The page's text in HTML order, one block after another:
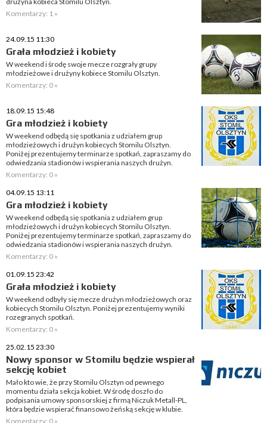
Komentarzy: 1 »
24.09.15 11:30
Grała młodzież i kobiety
W weekend i środę swoje mecze rozgrały grupy
młodzieżowe i drużyny kobiece Stomilu Olsztyn.
Komentarzy: 0 »
18.09.15 15:48
Gra młodzież i kobiety
W weekend odbędą się spotkania z udziałem grup
młodzieżowych i drużyn kobiecych Stomilu Olsztyn.
Poniżej prezentujemy terminarze spotkań, zapraszamy do
odwiedzania stadionów i wspierania naszych drużyn.
Komentarzy: 0 »
04.09.15 13:11
Gra młodzież i kobiety
W weekend odbędą się spotkania z udziałem grup
młodzieżowych i drużyn kobiecych Stomilu Olsztyn.
Poniżej prezentujemy terminarze spotkań, zapraszamy do
odwiedzania stadionów i wspierania naszych drużyn.
Komentarzy: 0 »
01.09.15 23:42
Grała młodzież i kobiety
W weekend odbyły się mecze drużyn młodzieżowych oraz
kobiecych Stomilu Olsztyn. Poniżej prezentujemy wyniki
rozegranych spotkań.
Komentarzy: 0 »
25.02.15 23:30
Nowy sponsor w Stomilu będzie wspierał
sekcję kobiet
Mało kto wie, że przy Stomilu Olsztyn od pewnego
momentu działa sekcja kobiet. W środę doszło do
podpisania umowy sponsorskiej z firmą Niczuk Metall-PL,
która będzie wspierać finansowo żeńską sekcję w klubie.
Komentarzy: 0 »